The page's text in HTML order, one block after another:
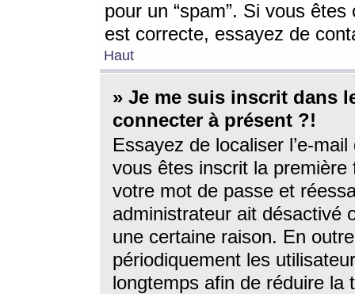
pour un “spam”. Si vous
est correcte, essayez de
Haut
» Je me suis inscrit dans
connecter à présent ?!
Essayez de localiser l’e-
vous êtes inscrit la première
votre mot de passe et
administrateur ait désactivé
une certaine raison. En
périodiquement les
longtemps afin de réduire la